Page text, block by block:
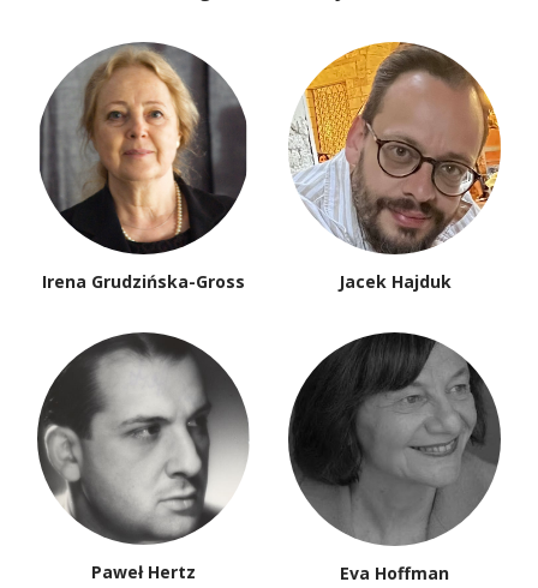
Irena Grudzińska-Gross Jacek Hajduk
Paweł Hertz Eva Hoffman